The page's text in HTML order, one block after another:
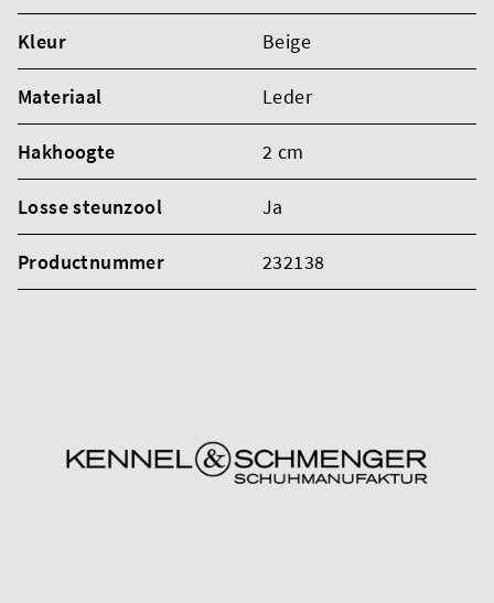
Kleur Beige
Materiaal Leder
Hakhoogte 2 cm
Losse steunzool Ja
Productnummer 232138